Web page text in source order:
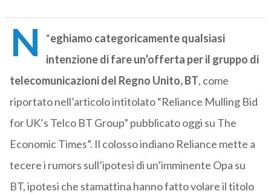
“
N
eghiamo categoricamente qualsiasi
intenzione di fare un’offerta per il gruppo di
telecomunicazioni del Regno Unito, BT, come
riportato nell’articolo intitolato “Reliance Mulling Bid
for UK’s Telco BT Group” pubblicato oggi su The
Economic Times”. Il colosso indiano Reliance mette a
tecere i rumors sull’ipotesi di un’imminente Opa su
BT, ipotesi che stamattina hanno fatto volare il titolo